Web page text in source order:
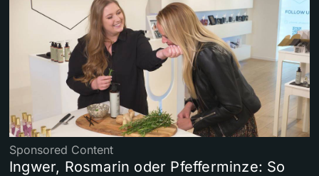
Sponsored Content
Ingwer, Rosmarin oder Pfefferminze: So